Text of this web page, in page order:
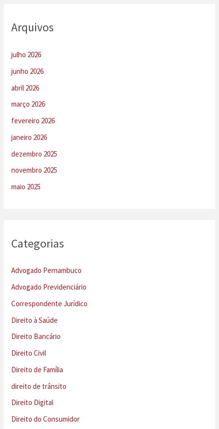
Arquivos
julho 2026
junho 2026
abril 2026
março 2026
fevereiro 2026
janeiro 2026
dezembro 2025
novembro 2025
maio 2025
Categorias
Advogado Pernambuco
Advogado Previdenciário
Correspondente Jurídico
Direito à Saúde
Direito Bancário
Direito Civil
Direito de Família
direito de trânsito
Direito Digital
Direito do Consumidor